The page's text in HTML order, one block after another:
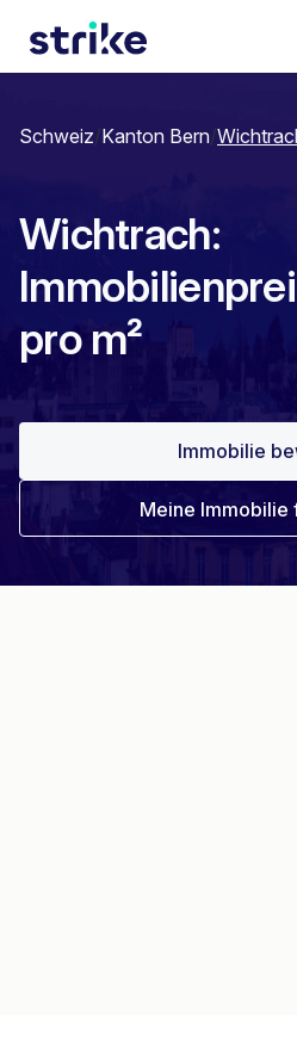
Schweiz/Kanton Bern/
Wichtrach:
pro m²
Immobilie
Meine Immobilie